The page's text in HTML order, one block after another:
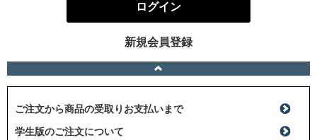
ログイン
新規会員登録
ご注文から商品の受取りお支払いまで
学生版のご注文について